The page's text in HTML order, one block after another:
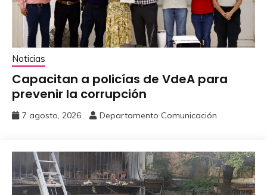
Noticias
Capacitan a policías de VdeA ‎para
prevenir la corrupción
7 agosto, 2026 Departamento Comunicación